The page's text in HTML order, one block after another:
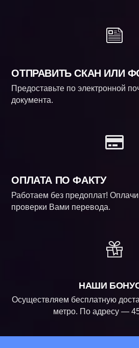
ОТПРАВИТЬ СКАН ИЛИ
Предоставьте по электронной
документа.
ОПЛАТА ПО ФАКТУ
Работаем без предоплат!
проверки Вами перевода.
НАШИ
Осуществляем бесплатную
метро. По адресу —